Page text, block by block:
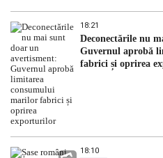
18:21
Deconectările nu
Guvernul aprobă
fabrici și oprirea
18:10